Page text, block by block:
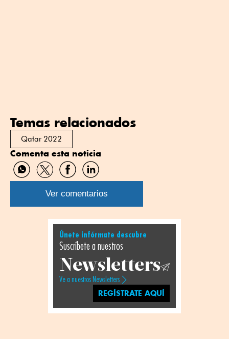
Temas relacionados
Qatar 2022
Comenta esta noticia
Compartir
por
WhatsApp
Compartir
por
Twitter
Compartir
por
Facebook
Compartir
por
Linkedin
Ver comentarios
Únete infórmate descubre
Suscríbete a nuestros
Newsletters
Ve a nuestros Newsletters
REGÍSTRATE AQUÍ